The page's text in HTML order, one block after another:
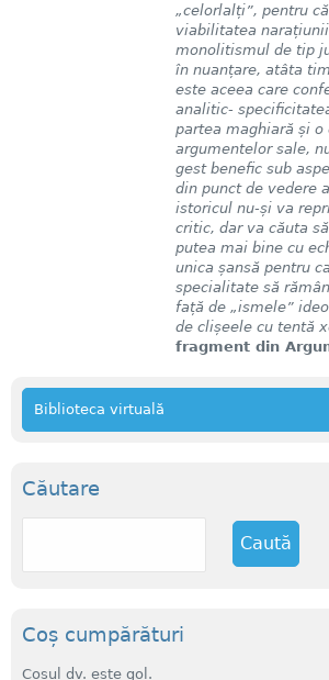
„celorlalți”, pentru
viabilitatea
monolitismul de tip
în nuanțare, atâta
este aceea care
analitic-
partea maghiară și o
argumentelor sale,
gest benefic sub
din punct de vedere
istoricul nu-și va
critic, dar va căuta
putea mai bine cu
unica șansă pentru
specialitate să
față de „ismele”
de clișeele cu tentă
fragment din
Biblioteca virtuală
Căutare
C
Coș cumpărături
Coșul dv. este gol.